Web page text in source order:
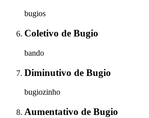
bugios
Coletivo de Bugio
bando
Diminutivo de Bugio
bugiozinho
Aumentativo de Bugio